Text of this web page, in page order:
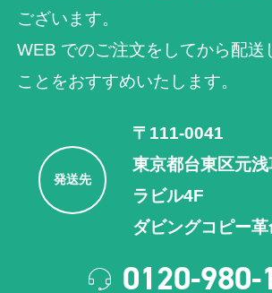
ございます。
WEB でのご注⽂をしてから配送
ことをおすすめいたします。
発送先
〒111-0041
東京都台東区元
ラビル4F
ダビングコピー革
0120-980-